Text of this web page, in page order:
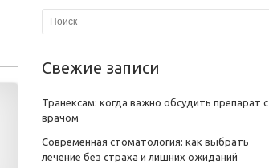
Свежие записи
Транексам: когда важно обсудить препарат с
врачом
Современная стоматология: как выбрать
лечение без страха и лишних ожиданий